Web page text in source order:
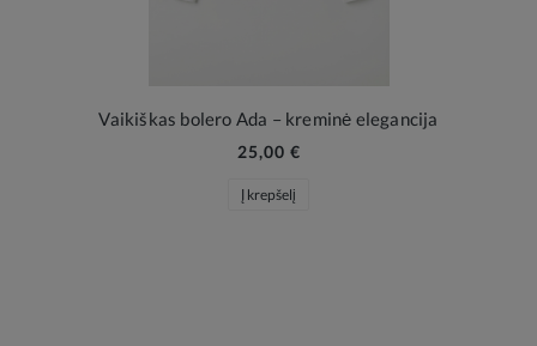
Vaikiškas bolero Ada – kreminė elegancija
25,00 €
Į krepšelį